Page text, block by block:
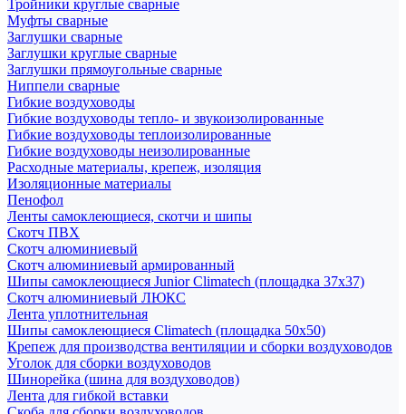
Тройники круглые сварные
Муфты сварные
Заглушки сварные
Заглушки круглые сварные
Заглушки прямоугольные сварные
Ниппели сварные
Гибкие воздуховоды
Гибкие воздуховоды тепло- и звукоизолированные
Гибкие воздуховоды теплоизолированные
Гибкие воздуховоды неизолированные
Расходные материалы, крепеж, изоляция
Изоляционные материалы
Пенофол
Ленты самоклеющиеся, скотчи и шипы
Скотч ПВХ
Скотч алюминиевый
Скотч алюминиевый армированный
Шипы самоклеющиеся Junior Climatech (площадка 37х37)
Скотч алюминиевый ЛЮКС
Лента уплотнительная
Шипы самоклеющиеся Climatech (площадка 50х50)
Крепеж для производства вентиляции и сборки воздуховодов
Уголок для сборки воздуховодов
Шинорейка (шина для воздуховодов)
Лента для гибкой вставки